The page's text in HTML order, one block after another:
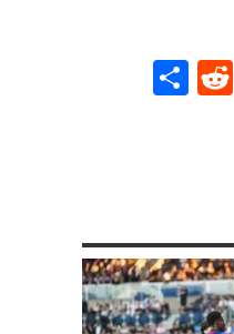
Pinterest
Reddit